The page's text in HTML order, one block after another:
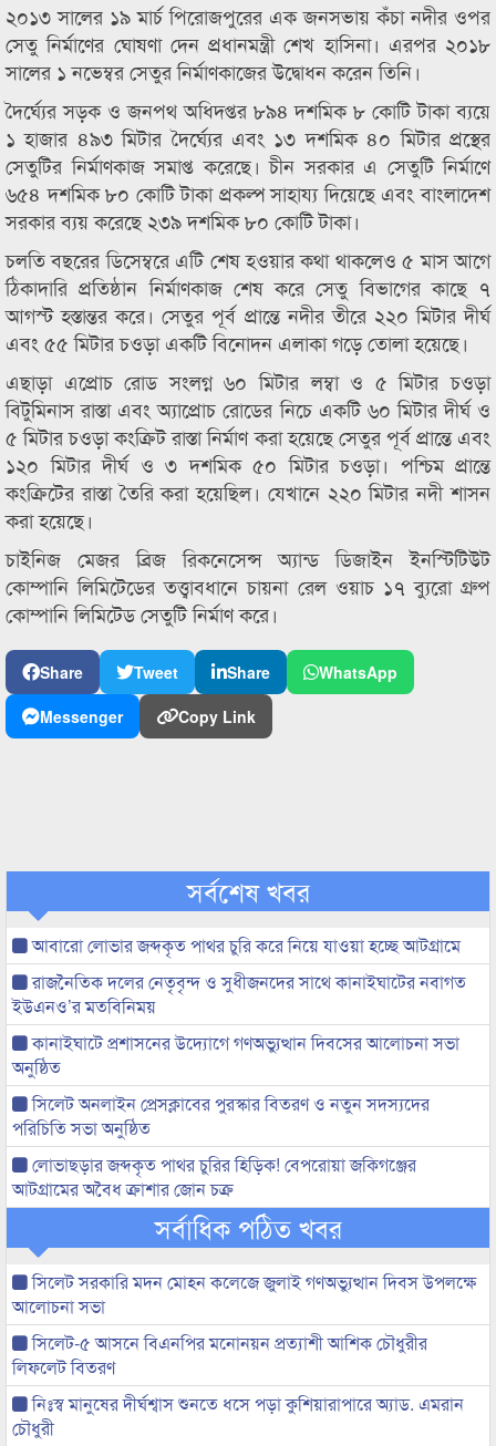
২০১৩ সালের ১৯ মার্চ পিরোজপুরের এক জনসভায় কঁচা নদীর ওপর
সেতু নির্মাণের ঘোষণা দেন প্রধানমন্ত্রী শেখ হাসিনা। এরপর ২০১৮
সালের ১ নভেম্বর সেতুর নির্মাণকাজের উদ্বোধন করেন তিনি।
দৈর্ঘ্যের সড়ক ও জনপথ অধিদপ্তর ৮৯৪ দশমিক ৮ কোটি টাকা ব্যয়ে
১ হাজার ৪৯৩ মিটার দৈর্ঘ্যের এবং ১৩ দশমিক ৪০ মিটার প্রস্থের
সেতুটির নির্মাণকাজ সমাপ্ত করেছে। চীন সরকার এ সেতুটি নির্মাণে
৬৫৪ দশমিক ৮০ কোটি টাকা প্রকল্প সাহায্য দিয়েছে এবং বাংলাদেশ
সরকার ব্যয় করেছে ২৩৯ দশমিক ৮০ কোটি টাকা।
চলতি বছরের ডিসেম্বরে এটি শেষ হওয়ার কথা থাকলেও ৫ মাস আগে
ঠিকাদারি প্রতিষ্ঠান নির্মাণকাজ শেষ করে সেতু বিভাগের কাছে ৭
আগস্ট হস্তান্তর করে। সেতুর পূর্ব প্রান্তে নদীর তীরে ২২০ মিটার দীর্ঘ
এবং ৫৫ মিটার চওড়া একটি বিনোদন এলাকা গড়ে তোলা হয়েছে।
এছাড়া এপ্রোচ রোড সংলগ্ন ৬০ মিটার লম্বা ও ৫ মিটার চওড়া
বিটুমিনাস রাস্তা এবং অ্যাপ্রোচ রোডের নিচে একটি ৬০ মিটার দীর্ঘ ও
৫ মিটার চওড়া কংক্রিট রাস্তা নির্মাণ করা হয়েছে সেতুর পূর্ব প্রান্তে এবং
১২০ মিটার দীর্ঘ ও ৩ দশমিক ৫০ মিটার চওড়া। পশ্চিম প্রান্তে
কংক্রিটের রাস্তা তৈরি করা হয়েছিল। যেখানে ২২০ মিটার নদী শাসন
করা হয়েছে।
চাইনিজ মেজর ব্রিজ রিকনেসেন্স অ্যান্ড ডিজাইন ইনস্টিটিউট
কোম্পানি লিমিটেডের তত্ত্বাবধানে চায়না রেল ওয়াচ ১৭ ব্যুরো গ্রুপ
কোম্পানি লিমিটেড সেতুটি নির্মাণ করে।
Share Tweet Share
WhatsApp
Messenger
Copy Link
সর্বশেষ খবর
আবারো লোভার জব্দকৃত পাথর চুরি করে নিয়ে যাওয়া হচ্ছে আটগ্রামে
রাজনৈতিক দলের নেতৃবৃন্দ ও সুধীজনদের সাথে কানাইঘাটের নবাগত
ইউএনও’র মতবিনিময়
কানাইঘাটে প্রশাসনের উদ্যোগে গণঅভ্যুত্থান দিবসের আলোচনা সভা
অনুষ্ঠিত
সিলেট অনলাইন প্রেসক্লাবের পুরস্কার বিতরণ ও নতুন সদস্যদের
পরিচিতি সভা অনুষ্ঠিত
লোভাছড়ার জব্দকৃত পাথর চুরির হিড়িক! বেপরোয়া জকিগঞ্জের
আটগ্রামের অবৈধ ক্রাশার জোন চক্র
সর্বাধিক পঠিত খবর
সিলেট সরকারি মদন মোহন কলেজে জুলাই গণঅভ্যুত্থান দিবস উপলক্ষে
আলোচনা সভা
সিলেট-৫ আসনে বিএনপির মনোনয়ন প্রত্যাশী আশিক চৌধুরীর
লিফলেট বিতরণ
নিঃস্ব মানুষের দীর্ঘশ্বাস শুনতে ধসে পড়া কুশিয়ারাপারে অ্যাড. এমরান
চৌধুরী